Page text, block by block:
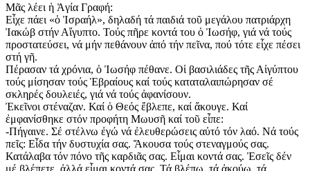
Μᾶς λέει ἡ Ἁγία Γραφή:
Εἶχε πάει «ὁ Ἰσραήλ», δηλαδή τά παιδιά τοῦ μεγάλου πατριάρχη
Ἰακώβ στήν Αἴγυπτο. Τούς πῆρε κοντά του ὁ Ἰωσήφ, γιά νά τούς
προστατεύσει, νά μήν πεθάνουν ἀπό τήν πεῖνα, πού τότε εἶχε πέσει
στή γῆ.
Πέρασαν τά χρόνια, ὁ Ἰωσήφ πέθανε. Οἱ βασιλιάδες τῆς Αἰγύπτου
τούς μίσησαν τούς Ἑβραίους καί τούς καταταλαιπώρησαν σέ
σκληρές δουλειές, γιά νά τούς ἀφανίσουν.
Ἐκεῖνοι στέναζαν. Καί ὁ Θεός ἔβλεπε, καί ἄκουγε. Καί
ἐμφανίσθηκε στόν προφήτη Μωυσῆ καί τοῦ εἶπε:
-Πήγαινε. Σέ στέλνω ἐγώ νά ἐλευθερώσεις αὐτό τόν λαό. Νά τούς
πεῖς: Εἶδα τήν δυστυχία σας. Ἄκουσα τούς στεναγμούς σας.
Κατάλαβα τόν πόνο τῆς καρδιᾶς σας. Εἶμαι κοντά σας. Ἐσεῖς δέν
μέ βλέπετε, ἀλλά εἶμαι κοντά σας. Τά βλέπω, τά ἀκούω, τά